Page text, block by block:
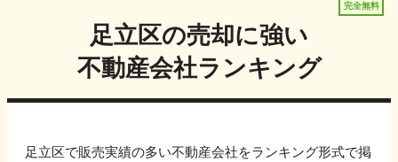
完全無料
足立区の売却に強い
不動産会社ランキング
足立区で販売実績の多い不動産会社をランキング形式で掲